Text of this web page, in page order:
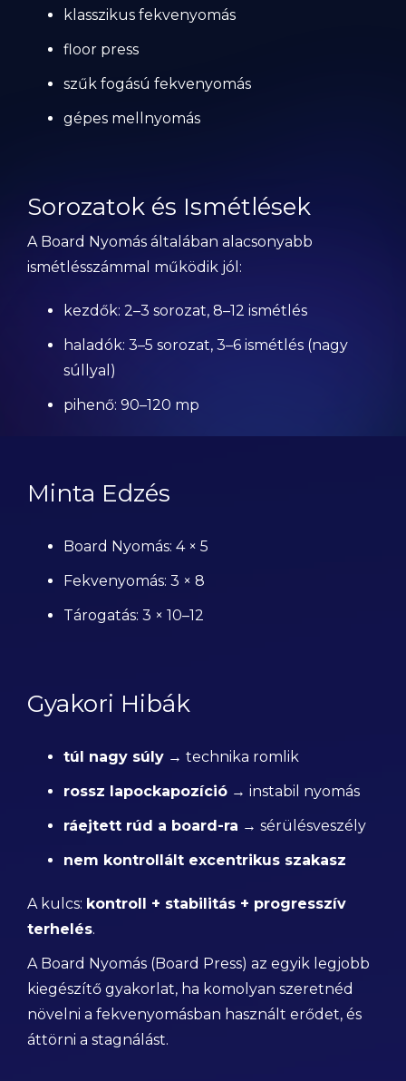
klasszikus fekvenyomás
floor press
szűk fogású fekvenyomás
gépes mellnyomás
Sorozatok és Ismétlések
A Board Nyomás általában alacsonyabb
ismétlésszámmal működik jól:
kezdők: 2–3 sorozat, 8–12 ismétlés
haladók: 3–5 sorozat, 3–6 ismétlés (nagy
súllyal)
pihenő: 90–120 mp
Minta Edzés
Board Nyomás: 4 × 5
Fekvenyomás: 3 × 8
Tárogatás: 3 × 10–12
Gyakori Hibák
túl nagy súly → technika romlik
rossz lapockapozíció → instabil nyomás
ráejtett rúd a board-ra → sérülésveszély
nem kontrollált excentrikus szakasz
A kulcs: kontroll + stabilitás + progresszív
terhelés.
A Board Nyomás (Board Press) az egyik legjobb
kiegészítő gyakorlat, ha komolyan szeretnéd
növelni a fekvenyomásban használt erődet, és
áttörni a stagnálást.